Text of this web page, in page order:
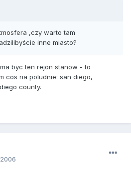
,czy warto tam
inne miasto?
byc ten rejon stanow - to
cos na poludnie: san diego,
county.